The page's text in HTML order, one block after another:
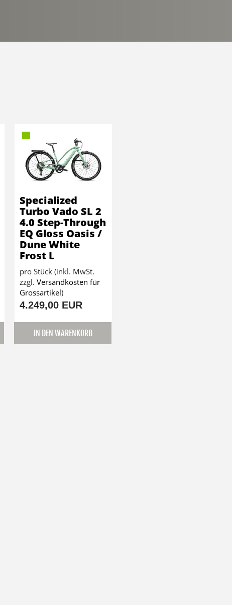
Specialized
Turbo Vado SL 2
4.0 Step-Through
EQ Gloss Oasis /
Dune White
Frost L
pro Stück (inkl. MwSt.
zzgl. Versandkosten für
Grossartikel)
4.249,00 EUR
IN DEN WARENKORB